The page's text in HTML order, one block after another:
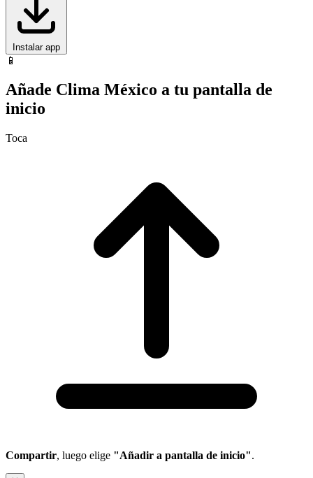
Instalar app
📱
Añade Clima México a tu pantalla de
inicio
Toca
Compartir, luego elige "Añadir a pantalla de inicio".